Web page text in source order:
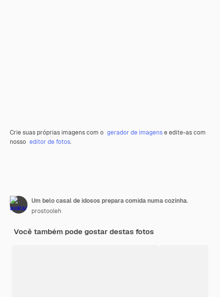
Crie suas próprias imagens com o gerador de imagense edite-as com
nosso editor de fotos.
Um belo casal de idosos prepara comida numa cozinha.
prostooleh
Você também pode gostar destas fotos